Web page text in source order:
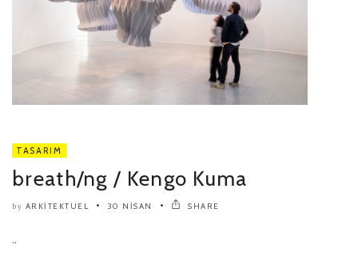
TASARIM
breath/ng / Kengo Kuma
by ARKITEKTUEL 30 NISAN SHARE
..